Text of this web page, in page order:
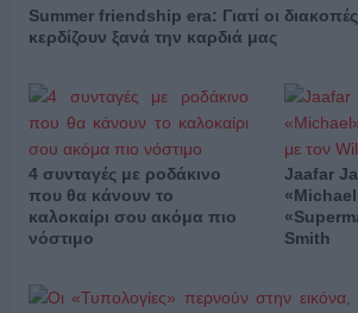
Summer friendship era: Γιατί οι
κερδίζουν ξανά την καρδιά μας
4 συνταγές με ροδάκινο
που θα κάνουν το
καλοκαίρι σου ακόμα πιο
νόστιμο
Jaafar
Smith